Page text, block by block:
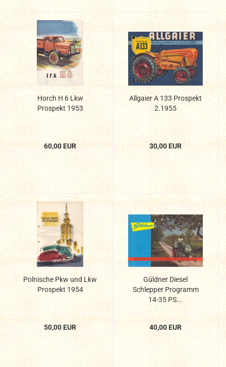
Horch H 6 Lkw
Prospekt 1953
60,00 EUR
Allgaier A 133 Prospekt
2.1955
30,00 EUR
Polnische Pkw und Lkw
Prospekt 1954
50,00 EUR
Güldner Diesel
Schlepper Programm
14-35 PS...
40,00 EUR